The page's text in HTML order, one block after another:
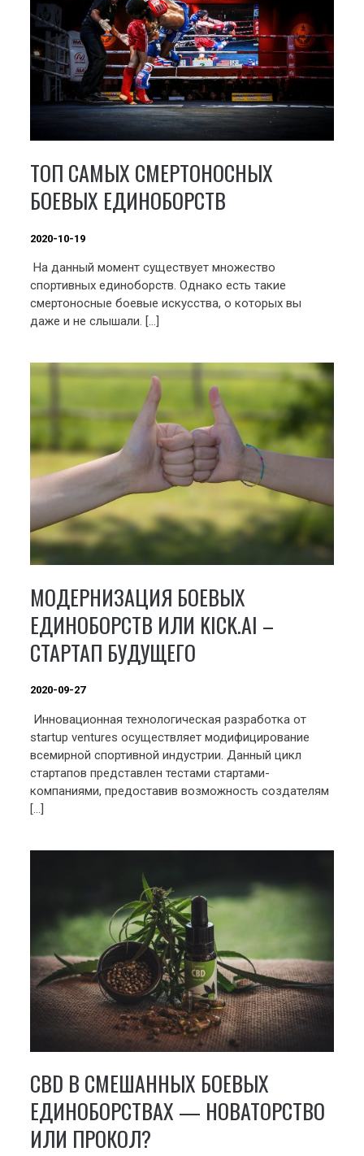
ТОП САМЫХ СМЕРТОНОСНЫХ
БОЕВЫХ ЕДИНОБОРСТВ
2020-10-19
На данный момент существует множество
спортивных единоборств. Однако есть такие
смертоносные боевые искусства, о которых вы
даже и не слышали. […]
МОДЕРНИЗАЦИЯ БОЕВЫХ
ЕДИНОБОРСТВ ИЛИ KICK.AI –
СТАРТАП БУДУЩЕГО
2020-09-27
Инновационная технологическая разработка от
startup ventures осуществляет модифицирование
всемирной спортивной индустрии. Данный цикл
стартапов представлен тестами стартами-
компаниями, предоставив возможность создателям
[…]
СВD В СМЕШАННЫХ БОЕВЫХ
ЕДИНОБОРСТВАХ — НОВАТОРСТВО
ИЛИ ПРОКОЛ?